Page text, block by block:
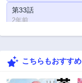
第33話
2年前
第33.2話
第32.2話
こちらもおすすめ